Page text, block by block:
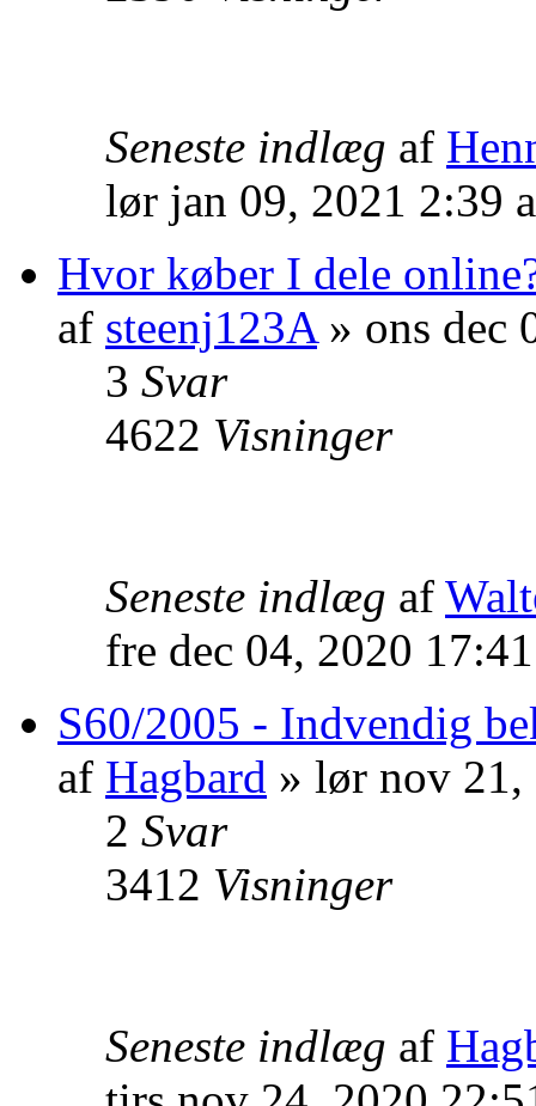
Seneste indlæg af
lør jan 09, 2021 2:39
Hvor køber I dele
af steenj123A» ons dec
3 Svar
4622 Visninger
Seneste indlæg af
fre dec 04, 2020
S60/2005 - Indvendig
af Hagbard » lør nov 21,
2 Svar
3412 Visninger
Seneste indlæg af